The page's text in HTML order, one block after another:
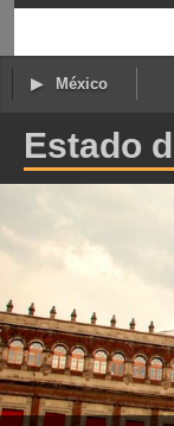
México
Estado